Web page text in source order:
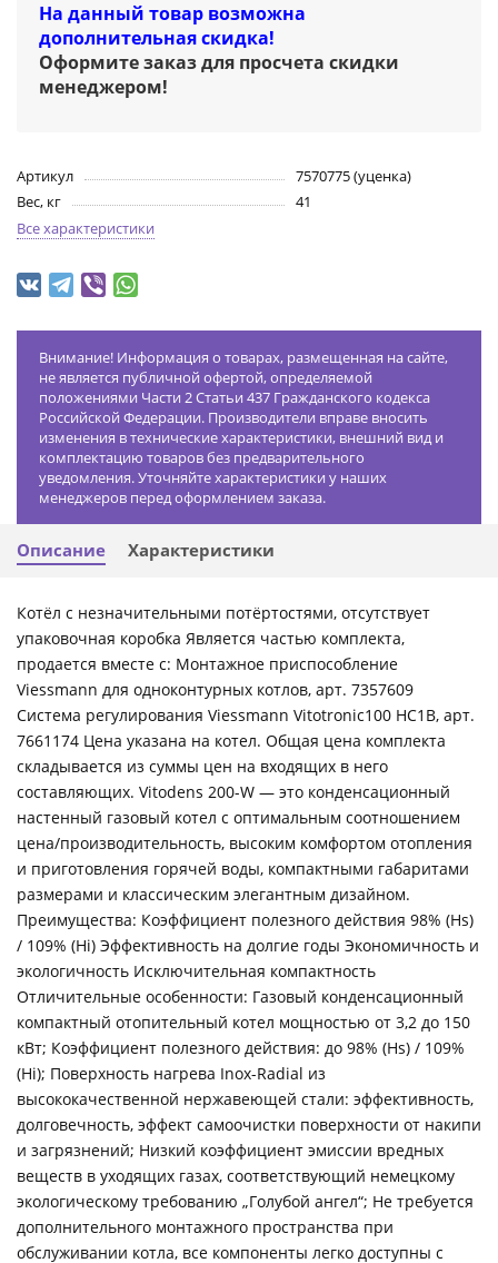
На данный товар возможна
дополнительная скидка!
Оформите заказ для просчета скидки
менеджером!
Артикул
7570775 (уценка)
Вес, кг
41
Все характеристики
Внимание! Информация о товарах, размещенная на сайте,
не является публичной офертой, определяемой
положениями Части 2 Статьи 437 Гражданского кодекса
Российской Федерации. Производители вправе вносить
изменения в технические характеристики, внешний вид и
комплектацию товаров без предварительного
уведомления. Уточняйте характеристики у наших
менеджеров перед оформлением заказа.
Описание Характеристики
Котёл с незначительными потёртостями, отсутствует
упаковочная коробка Является частью комплекта,
продается вместе с: Монтажное приспособление
Viessmann для одноконтурных котлов, арт. 7357609
Система регулирования Viessmann Vitotronic100 HC1B, арт.
7661174 Цена указана на котел. Общая цена комплекта
складывается из суммы цен на входящих в него
составляющих. Vitodens 200-W — это конденсационный
настенный газовый котел с оптимальным соотношением
цена/производительность, высоким комфортом отопления
и приготовления горячей воды, компактными габаритами
размерами и классическим элегантным дизайном.
Преимущества: Коэффициент полезного действия 98% (Hs)
/ 109% (Hi) Эффективность на долгие годы Экономичность и
экологичность Исключительная компактность
Отличительные особенности: Газовый конденсационный
компактный отопительный котел мощностью от 3,2 до 150
кВт; Коэффициент полезного действия: до 98% (Hs) / 109%
(Hi); Поверхность нагрева Inox-Radial из
высококачественной нержавеющей стали: эффективность,
долговечность, эффект самоочистки поверхности от накипи
и загрязнений; Низкий коэффициент эмиссии вредных
веществ в уходящих газах, соответствующий немецкому
экологическому требованию „Голубой ангел“; Не требуется
дополнительного монтажного пространства при
обслуживании котла, все компоненты легко доступны с